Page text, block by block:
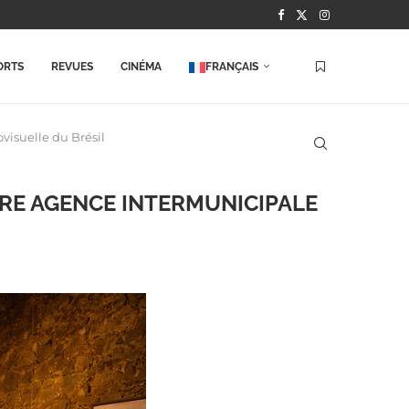
REVUES CINÉMA FRANÇAIS
du Brésil
AGENCE INTERMUNICIPALE